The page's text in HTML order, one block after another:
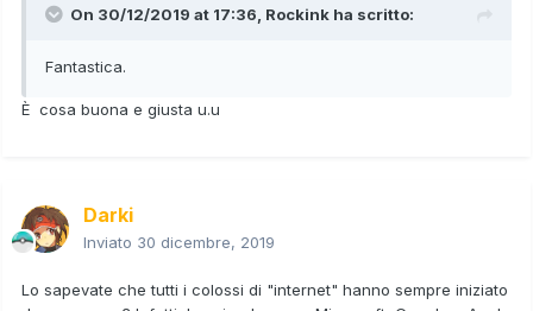
On 30/12/2019 at 17:36, Rockink ha scritto:
Fantastica.
È cosa buona e giusta u.u
Darki
Inviato 30 dicembre, 2019
Lo sapevate che tutti i colossi di "internet" hanno sempre iniziato